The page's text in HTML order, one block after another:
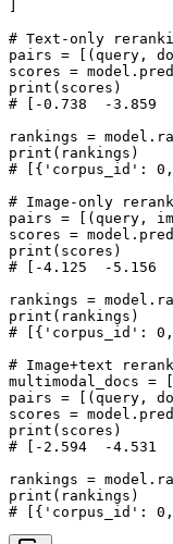
# Text-only
pairs = [(query,
scores =
print(scores)
# [-0.738  -3.859
rankings =
print(rankings)
# [{'corpus_id':
# Image-only
pairs = [(query,
scores =
print(scores)
# [-4.125  -5.156
rankings =
print(rankings)
# [{'corpus_id':
# Image+text
multimodal_docs
pairs = [(query,
scores =
print(scores)
# [-2.594  -4.531
rankings =
print(rankings)
# [{'corpus_id':